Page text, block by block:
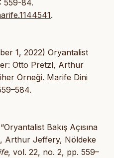
559-84.
.
1, 2022) Oryantalist
Otto Pretzl, Arthur
Örneği. Marife Dini
Bakış Açısına
Arthur Jeffery, Nöldeke
, vol. 22, no. 2, pp. 559–